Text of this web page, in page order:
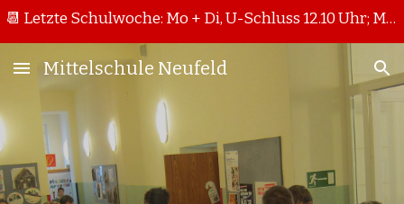
📆 Letzte Schulwoche: Mo + Di, U-Schluss 12.10 Uhr; Mi + Do, U-Schluss 11.15 Uhr
Mittelschule Neufeld